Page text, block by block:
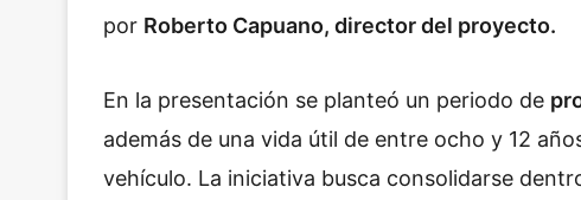
por Roberto Capuano, director del proyecto.
En la presentación se planteó un periodo de
además de una vida útil de entre ocho y 12
vehículo. La iniciativa busca consolidarse